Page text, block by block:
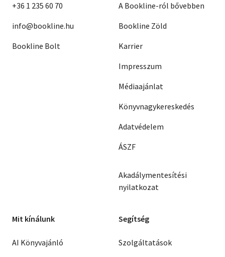
+36 1 235 60 70
info@bookline.hu
Bookline Bolt
A Bookline-ról bővebben
Bookline Zöld
Karrier
Impresszum
Médiaajánlat
Könyvnagykereskedés
Adatvédelem
ÁSZF
Akadálymentesítési
nyilatkozat
Mit kínálunk
AI Könyvajánló
Segítség
Szolgáltatások